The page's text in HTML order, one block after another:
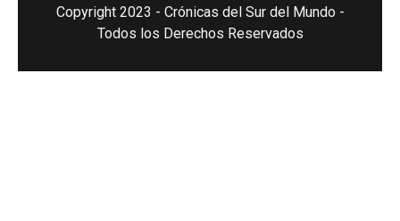
Copyright 2023 - Crónicas del Sur del Mundo -
Todos los Derechos Reservados